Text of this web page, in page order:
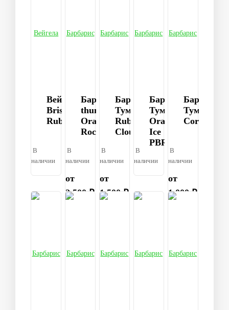
Вейгела
Bristol
Ruby
В
наличии
Барбарис
thunbergii
Orange
Rocket®
В
наличии
от
2 500 ₽
Барбарис
Тумберга
Ruby
Cloud
В
наличии
от
1 500 ₽
Барбарис
Тумберга
Orange
Ice
PBR
В
наличии
Барбарис
Тумберга
Coronita
В
наличии
от
1 000 ₽